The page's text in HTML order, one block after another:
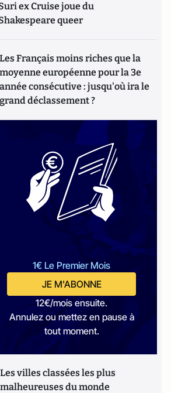
ex Cruise joue du
queer
Les Français moins riches que la
moyenne européenne pour la 3e
année consécutive : jusqu'où ira le
grand déclassement ?
1€ Le Premier Mois
JE M'ABONNE
12€/mois ensuite.
Annulez ou mettez en pause à
tout moment.
Les villes classées les plus
malheureuses du monde